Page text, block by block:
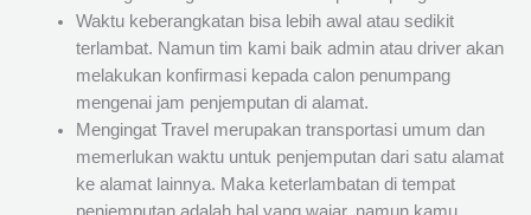
Waktu keberangkatan bisa lebih awal atau sedikit
terlambat. Namun tim kami baik admin atau driver akan
melakukan konfirmasi kepada calon penumpang
mengenai jam penjemputan di alamat.
Mengingat Travel merupakan transportasi umum dan
memerlukan waktu untuk penjemputan dari satu alamat
ke alamat lainnya. Maka keterlambatan di tempat